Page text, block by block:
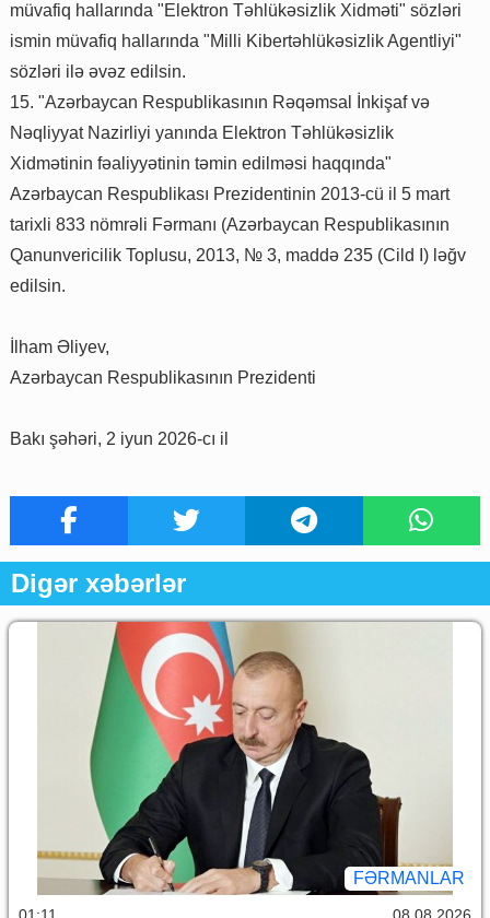
müvafiq hallarında "Elektron Təhlükəsizlik Xidməti" sözləri
ismin müvafiq hallarında "Milli Kibertəhlükəsizlik Agentliyi"
sözləri ilə əvəz edilsin.
15. "Azərbaycan Respublikasının Rəqəmsal İnkişaf və
Nəqliyyat Nazirliyi yanında Elektron Təhlükəsizlik
Xidmətinin fəaliyyətinin təmin edilməsi haqqında"
Azərbaycan Respublikası Prezidentinin 2013-cü il 5 mart
tarixli 833 nömrəli Fərmanı (Azərbaycan Respublikasının
Qanunvericilik Toplusu, 2013, № 3, maddə 235 (Cild I) ləğv
edilsin.
İlham Əliyev,
Azərbaycan Respublikasının Prezidenti
Bakı şəhəri, 2 iyun 2026-cı il
Digər xəbərlər
FƏRMANLAR